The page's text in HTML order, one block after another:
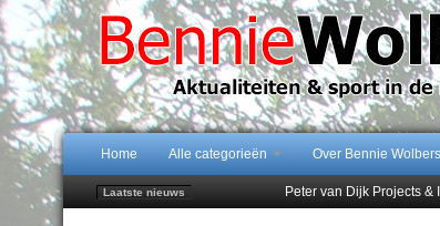
Home Alle categorieën Over Bennie Wolbers
Laatste nieuws
Peter van Dijk Projects